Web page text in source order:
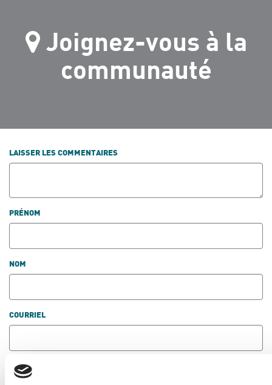
Joignez-vous à la
communauté
LAISSER LES COMMENTAIRES
PRÉNOM
NOM
COURRIEL
ENVOYER LES NOUVELLES PAR COURRIEL